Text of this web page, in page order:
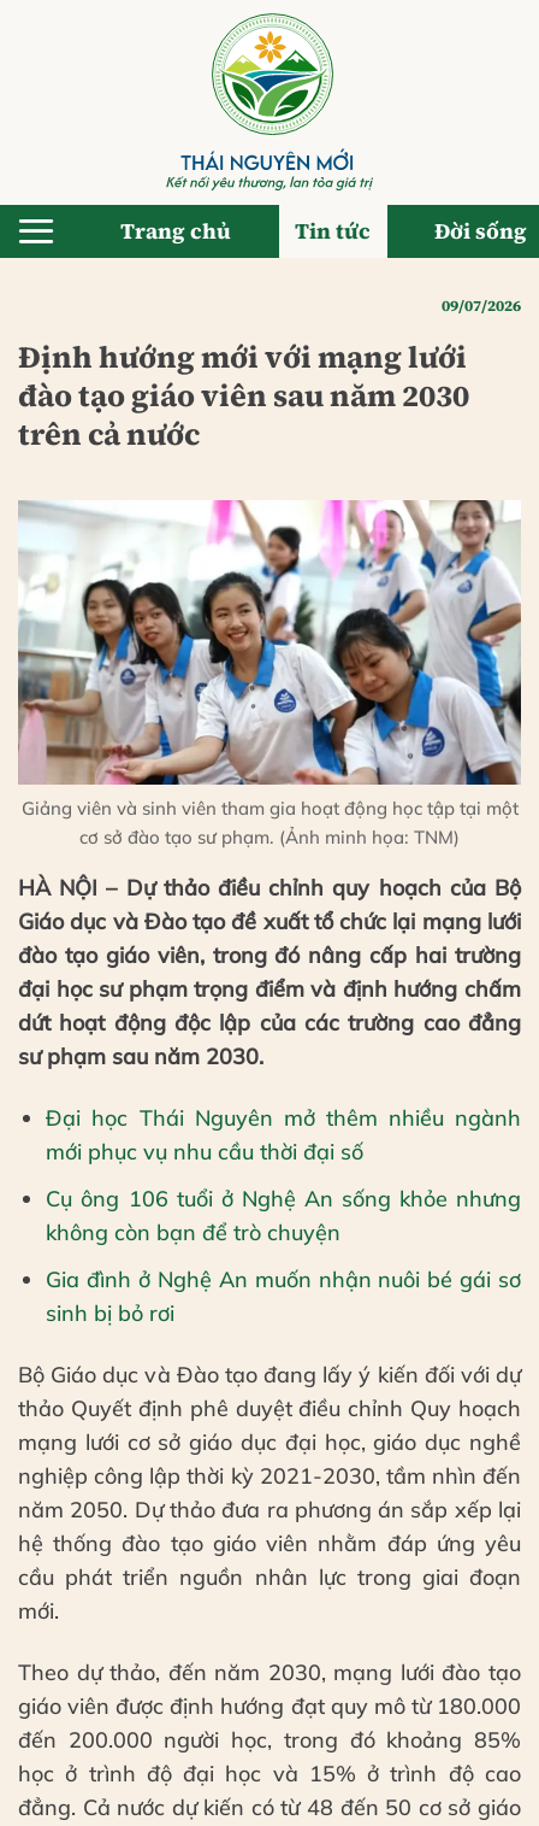
Trang chủ Tin tức Đời sống
09/07/2026
Định hướng mới với mạng lưới
đào tạo giáo viên sau năm 2030
trên cả nước
Giảng viên và sinh viên tham gia hoạt động học tập tại một
cơ sở đào tạo sư phạm. (Ảnh minh họa: TNM)
HÀ NỘI – Dự thảo điều chỉnh quy hoạch của Bộ
Giáo dục và Đào tạo đề xuất tổ chức lại mạng lưới
đào tạo giáo viên, trong đó nâng cấp hai trường
đại học sư phạm trọng điểm và định hướng chấm
dứt hoạt động độc lập của các trường cao đẳng
sư phạm sau năm 2030.
Đại học Thái Nguyên mở thêm nhiều ngành
mới phục vụ nhu cầu thời đại số
Cụ ông 106 tuổi ở Nghệ An sống khỏe nhưng
không còn bạn để trò chuyện
Gia đình ở Nghệ An muốn nhận nuôi bé gái sơ
sinh bị bỏ rơi
Bộ Giáo dục và Đào tạo đang lấy ý kiến đối với dự
thảo Quyết định phê duyệt điều chỉnh Quy hoạch
mạng lưới cơ sở giáo dục đại học, giáo dục nghề
nghiệp công lập thời kỳ 2021-2030, tầm nhìn đến
năm 2050. Dự thảo đưa ra phương án sắp xếp lại
hệ thống đào tạo giáo viên nhằm đáp ứng yêu
cầu phát triển nguồn nhân lực trong giai đoạn
mới.
Theo dự thảo, đến năm 2030, mạng lưới đào tạo
giáo viên được định hướng đạt quy mô từ 180.000
đến 200.000 người học, trong đó khoảng 85%
học ở trình độ đại học và 15% ở trình độ cao
đẳng. Cả nước dự kiến có từ 48 đến 50 cơ sở giáo